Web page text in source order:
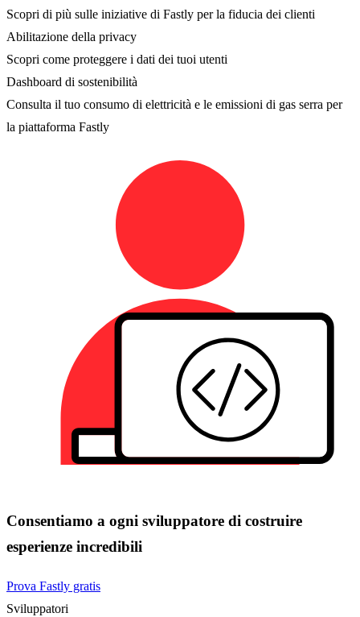
Scopri di più sulle iniziative di Fastly per la fiducia dei clienti
Abilitazione della privacy
Scopri come proteggere i dati dei tuoi utenti
Dashboard di sostenibilità
Consulta il tuo consumo di elettricità e le emissioni di gas serra per
la piattaforma Fastly
Consentiamo a ogni sviluppatore di costruire
esperienze incredibili
Prova Fastly gratis
Sviluppatori